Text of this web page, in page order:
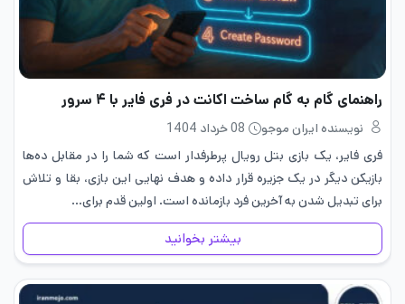
راهنمای گام به گام ساخت اکانت در فری فایر با ۴ سرور
نویسنده ایران موجو
08 خرداد 1404
فری فایر، یک بازی بتل رویال پرطرفدار است که شما را در مقابل ده‌ها
بازیکن دیگر در یک جزیره قرار داده و هدف نهایی این بازی، بقا و تلاش
برای تبدیل شدن به آخرین فرد بازمانده است. اولین قدم برای…
بیشتر بخوانید